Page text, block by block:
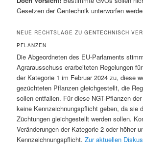
Gesetzen der Gentechnik unterworfen
NEUE RECHTSLAGE ZU GENTECHNISCH
PFLANZEN
Die Abgeordneten des EU-Parlaments
Agrarausschuss erarbeiteten Regelungen
der Kategorie 1 im Februar 2024 zu, diese
gezüchteten Pflanzen gleichgestellt, die
sollen entfallen. Für diese NGT-Pflanzen
keine Kennzeichnungspflicht geben, da sie
Züchtungen gleichgestellt werden sollen.
Veränderungen der Kategorie 2 oder höher
Kennzeichnungspflicht.Zur aktuellen